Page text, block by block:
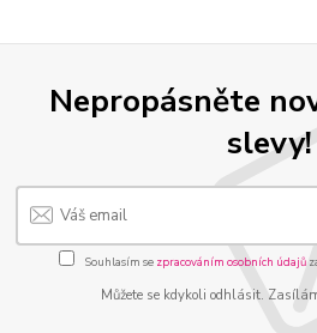
Nepropásněte
slevy!
Souhlasím se zpracováním osobních údajů
Můžete se kdykoli odhlásit.